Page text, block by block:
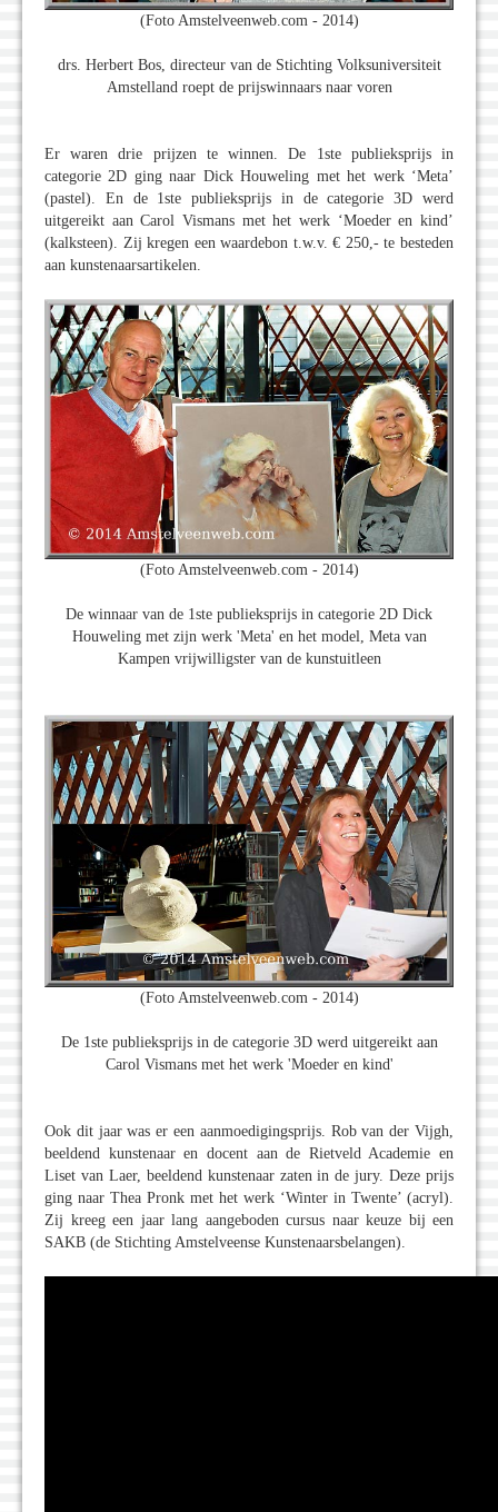
(Foto Amstelveenweb.com - 2014)
drs. Herbert Bos, directeur van de Stichting Volksuniversiteit
Amstelland roept de prijswinnaars naar voren
Er waren drie prijzen te winnen. De 1ste publieksprijs in
categorie 2D ging naar Dick Houweling met het werk ‘Meta’
(pastel). En de 1ste publieksprijs in de categorie 3D werd
uitgereikt aan Carol Vismans met het werk ‘Moeder en kind’
(kalksteen). Zij kregen een waardebon t.w.v. € 250,- te besteden
aan kunstenaarsartikelen.
(Foto Amstelveenweb.com - 2014)
De winnaar van de 1ste publieksprijs in categorie 2D Dick
Houweling met zijn werk 'Meta' en het model, Meta van
Kampen vrijwilligster van de kunstuitleen
(Foto Amstelveenweb.com - 2014)
De 1ste publieksprijs in de categorie 3D werd uitgereikt aan
Carol Vismans met het werk 'Moeder en kind'
Ook dit jaar was er een aanmoedigingsprijs. Rob van der Vijgh,
beeldend kunstenaar en docent aan de Rietveld Academie en
Liset van Laer, beeldend kunstenaar zaten in de jury. Deze prijs
ging naar Thea Pronk met het werk ‘Winter in Twente’ (acryl).
Zij kreeg een jaar lang aangeboden cursus naar keuze bij een
SAKB (de Stichting Amstelveense Kunstenaarsbelangen).